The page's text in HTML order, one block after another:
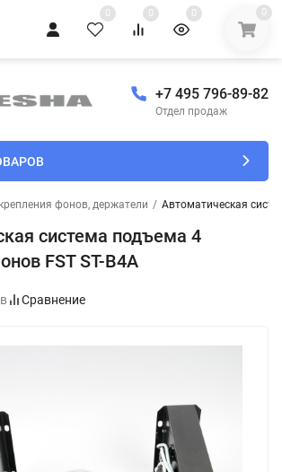
0 0 0 0
+7 495 796-89-82
Отдел продаж
фонов, держатели / Автоматическая
система подъема 4
FST ST-B4A
Сравнение